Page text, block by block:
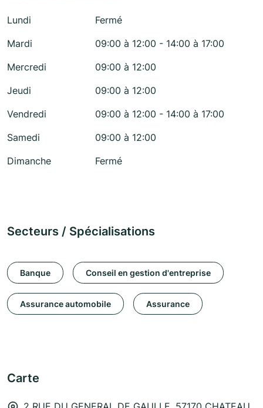
Lundi
Fermé
Mardi
09:00 à 12:00 - 14:00 à 17:00
Mercredi
09:00 à 12:00
Jeudi
09:00 à 12:00
Vendredi
09:00 à 12:00 - 14:00 à 17:00
Samedi
09:00 à 12:00
Dimanche
Fermé
Secteurs / Spécialisations
Banque Conseil en gestion d'entreprise
Assurance automobile Assurance
Carte